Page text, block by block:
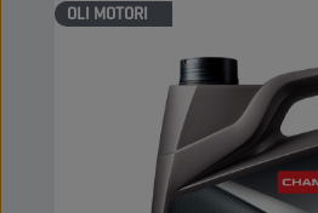
OLI MOTORI